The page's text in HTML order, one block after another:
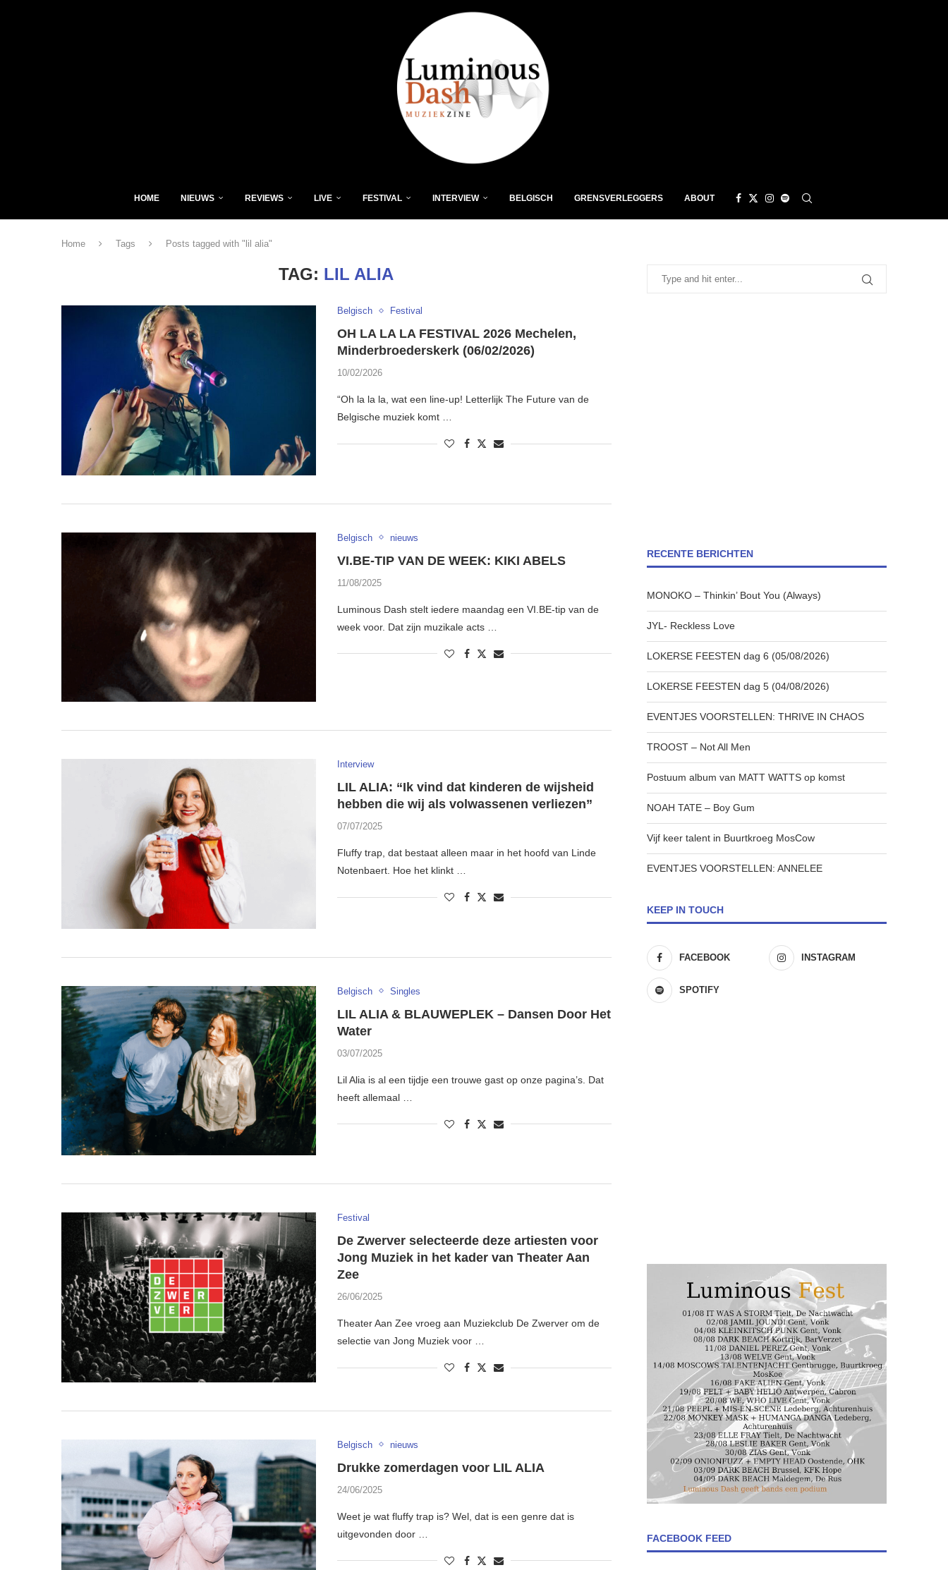
HOME NIEUWS REVIEWS LIVE FESTIVAL INTERVIEW BELGISCH GRENSVERLEGGERS ABOUT
Home Tags Posts tagged with "lil alia"
TAG: LIL ALIA
Belgisch Festival
OH LA LA LA FESTIVAL 2026 Mechelen,
Minderbroederskerk (06/02/2026)
10/02/2026
“Oh la la la, wat een line-up! Letterlijk The Future van de
Belgische muziek komt …
Belgisch nieuws
VI.BE-TIP VAN DE WEEK: KIKI ABELS
11/08/2025
Luminous Dash stelt iedere maandag een VI.BE-tip van de
week voor. Dat zijn muzikale acts …
Interview
LIL ALIA: “Ik vind dat kinderen de wijsheid
hebben die wij als volwassenen verliezen”
07/07/2025
Fluffy trap, dat bestaat alleen maar in het hoofd van Linde
Notenbaert. Hoe het klinkt …
Belgisch Singles
LIL ALIA & BLAUWEPLEK – Dansen Door Het
Water
03/07/2025
Lil Alia is al een tijdje een trouwe gast op onze pagina’s. Dat
heeft allemaal …
Festival
De Zwerver selecteerde deze artiesten voor
Jong Muziek in het kader van Theater Aan
Zee
26/06/2025
Theater Aan Zee vroeg aan Muziekclub De Zwerver om de
selectie van Jong Muziek voor …
Belgisch nieuws
Drukke zomerdagen voor LIL ALIA
24/06/2025
Weet je wat fluffy trap is? Wel, dat is een genre dat is
uitgevonden door …
RECENTE BERICHTEN
MONOKO – Thinkin’ Bout You (Always)
JYL- Reckless Love
LOKERSE FEESTEN dag 6 (05/08/2026)
LOKERSE FEESTEN dag 5 (04/08/2026)
EVENTJES VOORSTELLEN: THRIVE IN CHAOS
TROOST – Not All Men
Postuum album van MATT WATTS op komst
NOAH TATE – Boy Gum
Vijf keer talent in Buurtkroeg MosCow
EVENTJES VOORSTELLEN: ANNELEE
KEEP IN TOUCH
FACEBOOK INSTAGRAM
SPOTIFY
FACEBOOK FEED